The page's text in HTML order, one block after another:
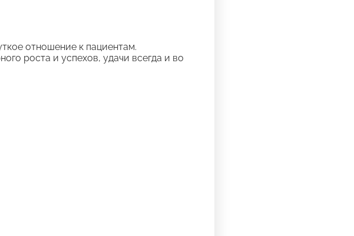
отношение к пациентам.
роста и успехов, удачи всегда и во